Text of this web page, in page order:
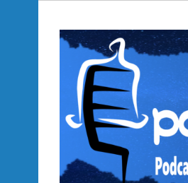
Podcasts zu Ihrem